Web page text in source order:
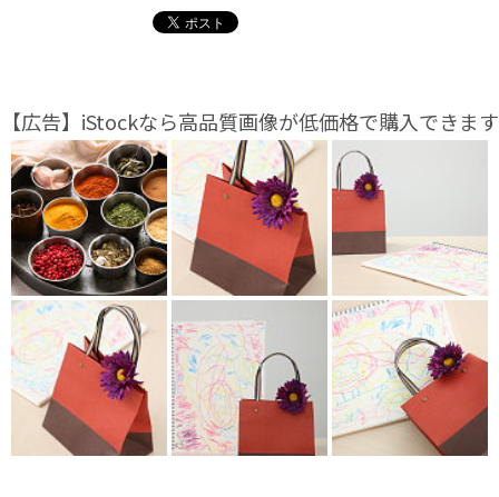
【広告】iStockなら高品質画像が低価格で購入できます